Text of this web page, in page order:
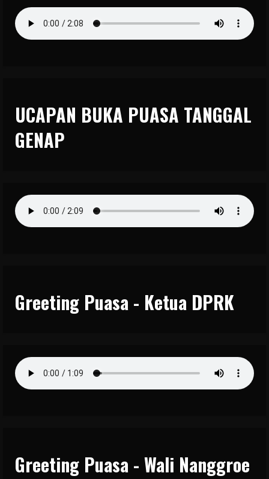
UCAPAN BUKA PUASA TANGGAL
GENAP
Greeting Puasa - Ketua DPRK
Greeting Puasa - Wali Nanggroe